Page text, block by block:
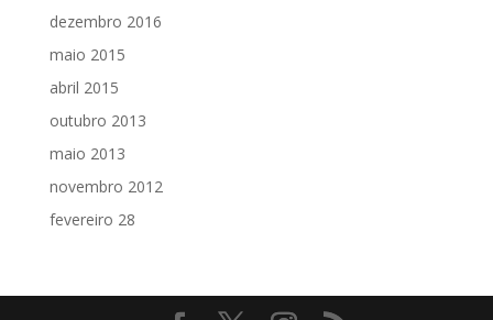
dezembro 2016
maio 2015
abril 2015
outubro 2013
maio 2013
novembro 2012
fevereiro 28